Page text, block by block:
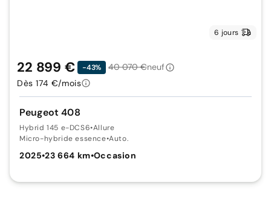
6 jours
Peugeot 408
Hybrid 145 e-DCS6•Allure
Micro-hybride essence•Auto.
2025•23 664 km•Occasion
22 899 € -43% 40 070 €neuf
Dès 174 €/mois